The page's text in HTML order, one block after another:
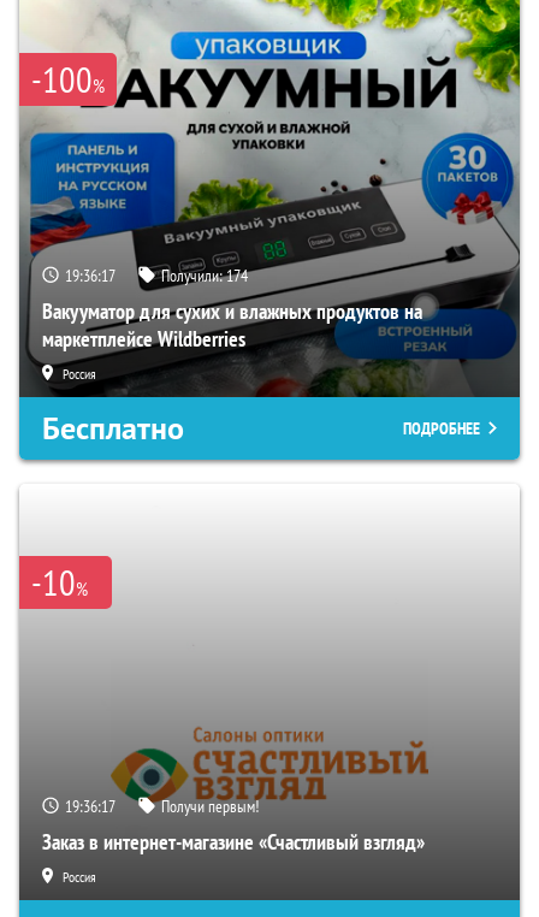
-100%
19:36:16 Получили:174
Вакууматор для сухих и влажных продуктов на
маркетплейсе Wildberries
Россия
Бесплатно ПОДРОБНЕЕ
-10%
19:36:16 Получи первым!
Заказ в интернет-магазине «Счастливый взгляд»
Россия